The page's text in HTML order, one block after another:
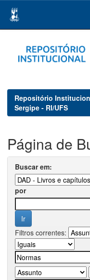
navigation
Repositório
Sergipe - RI/UFS
Página de
Buscar em:
por
Filtros correntes: